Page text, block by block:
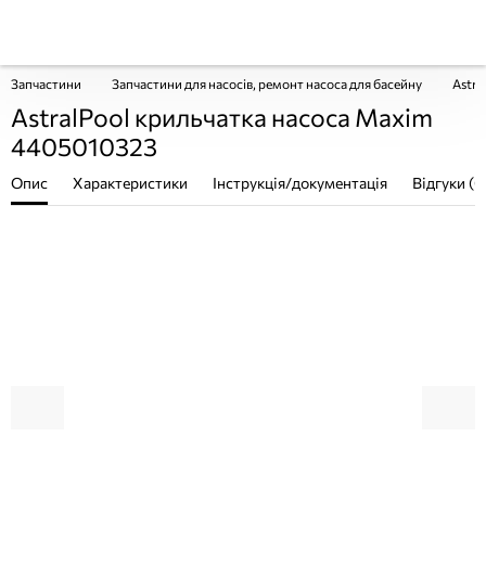
Запчастини Запчастини для насосів, ремонт насоса для басейну
AstralPool крильчатка насоса Maxim
4405010323
Опис Характеристики Інструкція/документація Відгуки